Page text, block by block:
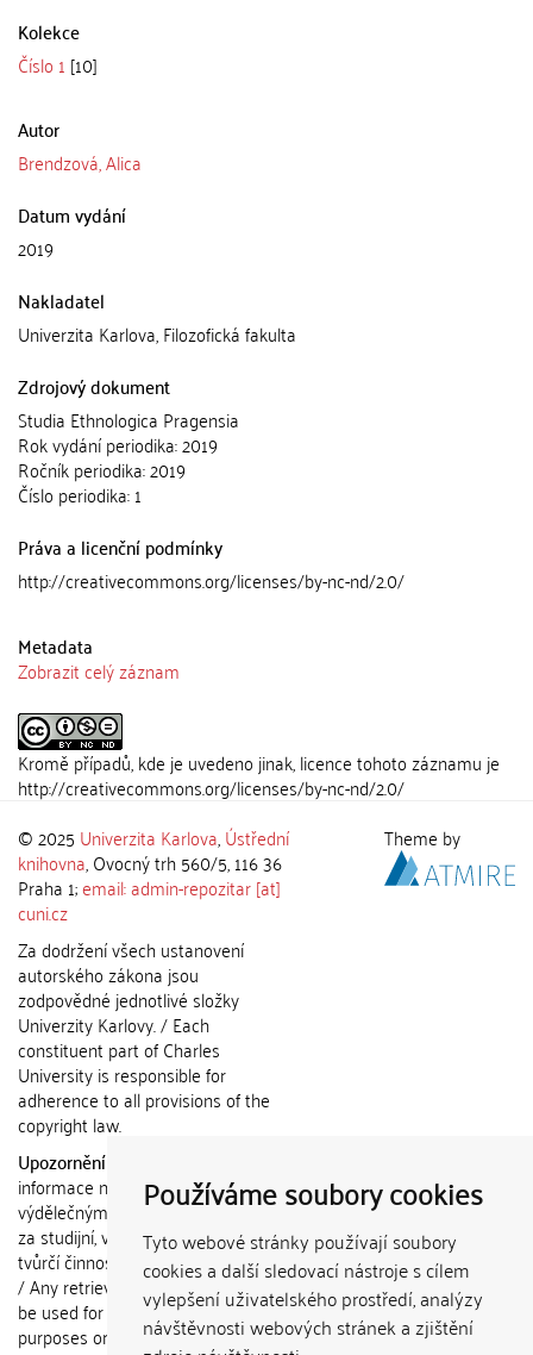
Používáme soubory cookies
Tyto webové stránky používají soubory
cookies a další sledovací nástroje s cílem
vylepšení uživatelského prostředí, analýzy
návštěvnosti webových stránek a zjištění
Kolekce
Číslo 1 [10]
Autor
Brendzová, Alica
Datum vydání
2019
Nakladatel
Univerzita Karlova, Filozofická fakulta
Zdrojový dokument
Studia Ethnologica Pragensia
Rok vydání periodika: 2019
Ročník periodika: 2019
Číslo periodika: 1
Práva a licenční podmínky
http://creativecommons.org/licenses/by-nc-nd/2.0/
Metadata
Zobrazit celý záznam
Kromě případů, kde je uvedeno jinak, licence tohoto záznamu je
http://creativecommons.org/licenses/by-nc-nd/2.0/
© 2025 Univerzita Karlova,Ústřední
knihovna, Ovocný trh 560/5, 116 36
Praha 1;email: admin-repozitar [at]
cuni.cz
Za dodržení všech ustanovení
autorského zákona jsou
zodpovědné jednotlivé složky
Univerzity Karlovy. / Each
constituent part of Charles
University is responsible for
adherence to all provisions of the
copyright law.
Upozornění / Notice:
informace nemohou být použity k
výdělečným účelům nebo vydávány
za studijní, vědeckou nebo jinou
tvůrčí činnost jiné osoby než autora.
/ Any retrieved information shall not
be used for any commercial
purposes or claimed as results of
Theme by